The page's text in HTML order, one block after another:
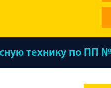
технику по ПП